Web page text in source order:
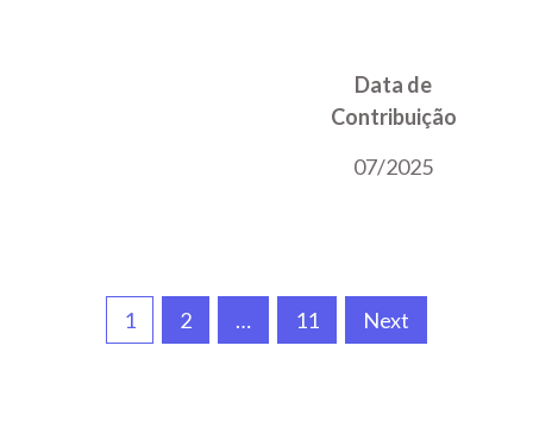
Data de
Contribuição
07/2025
Paginação
1 2 … 11 Next